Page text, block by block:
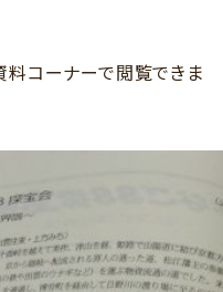
コーナーで閲覧できま